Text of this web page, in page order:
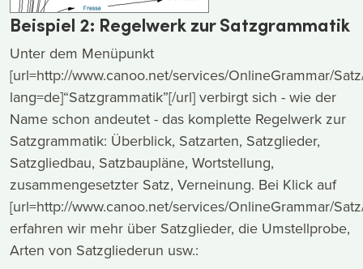
Beispiel 2: Regelwerk zur Satzgrammatik
Unter dem Menüpunkt
[url=http://www.canoo.net/services/OnlineGrammar/
lang=de]“Satzgrammatik”[/url] verbirgt sich - wie der
Name schon andeutet - das komplette Regelwerk zur
Satzgrammatik: Überblick, Satzarten, Satzglieder,
Satzgliedbau, Satzbaupläne, Wortstellung,
zusammengesetzter Satz, Verneinung. Bei Klick auf
[url=http://www.canoo.net/services/OnlineGrammar/
erfahren wir mehr über Satzglieder, die Umstellprobe,
Arten von Satzgliederun usw.: